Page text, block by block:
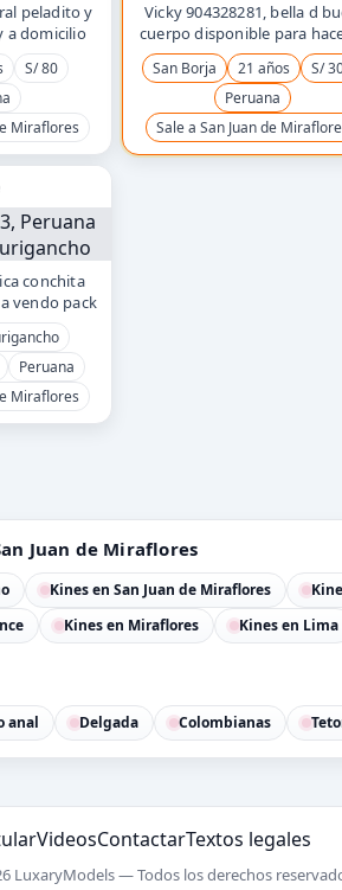
peladito y
a domicilio
S/ 80
Miraflores
Vicky 904328281, bella d
cuerpo disponible para
San Borja 21 años
S/
Peruana
Sale a San Juan de
conchita
vendo pack
Peruana
Miraflores
Juan de Miraflores
Kines en San Juan de Miraflores
Kines en Miraflores Kines en Lima
anal Delgada Colombianas
VideosContactarTextos legales
LuxaryModels — Todos los derechos